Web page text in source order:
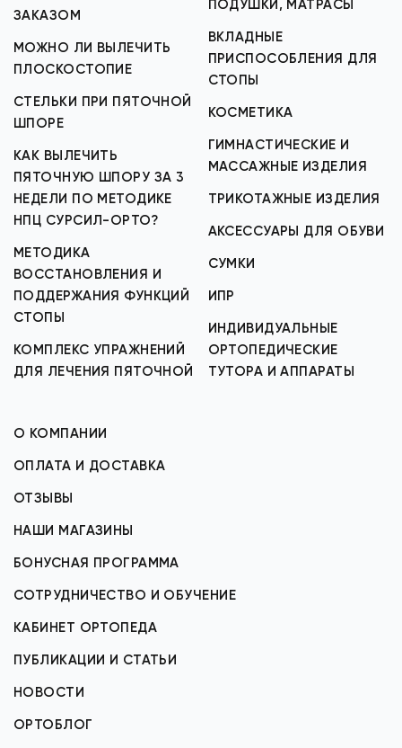
ЗАКАЗОМ
МОЖНО ЛИ ВЫЛЕЧИТЬ
ПЛОСКОСТОПИЕ
СТЕЛЬКИ ПРИ ПЯТОЧНОЙ
ШПОРЕ
КАК ВЫЛЕЧИТЬ
ПЯТОЧНУЮ ШПОРУ ЗА 3
НЕДЕЛИ ПО МЕТОДИКЕ
НПЦ СУРСИЛ-ОРТО?
МЕТОДИКА
ВОССТАНОВЛЕНИЯ И
ПОДДЕРЖАНИЯ ФУНКЦИЙ
СТОПЫ
КОМПЛЕКС УПРАЖНЕНИЙ
ДЛЯ ЛЕЧЕНИЯ ПЯТОЧНОЙ
ПОДУШКИ, МАТРАСЫ
ВКЛАДНЫЕ
ПРИСПОСОБЛЕНИЯ ДЛЯ
СТОПЫ
КОСМЕТИКА
ГИМНАСТИЧЕСКИЕ И
МАССАЖНЫЕ ИЗДЕЛИЯ
ТРИКОТАЖНЫЕ ИЗДЕЛИЯ
АКСЕССУАРЫ ДЛЯ ОБУВИ
СУМКИ
ИПР
ИНДИВИДУАЛЬНЫЕ
ОРТОПЕДИЧЕСКИЕ
ТУТОРА И АППАРАТЫ
О КОМПАНИИ
ОПЛАТА И ДОСТАВКА
ОТЗЫВЫ
НАШИ МАГАЗИНЫ
БОНУСНАЯ ПРОГРАММА
СОТРУДНИЧЕСТВО И ОБУЧЕНИЕ
КАБИНЕТ ОРТОПЕДА
ПУБЛИКАЦИИ И СТАТЬИ
НОВОСТИ
ОРТОБЛОГ